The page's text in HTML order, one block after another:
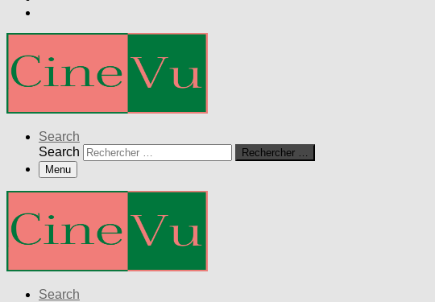
Search
Search
Rechercher …
Menu
Search